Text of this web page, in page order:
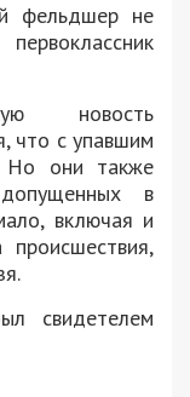
фельдшер не
новость
что с упавшим
Но они также
в
включая и
свидетелем